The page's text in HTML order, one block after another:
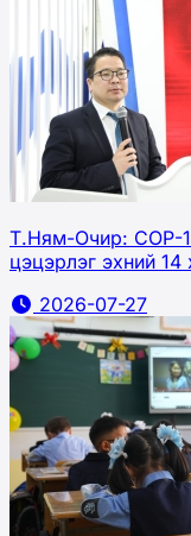
Т.Ням-Очир: CОР-
цэцэрлэг эхний
2026-07-27